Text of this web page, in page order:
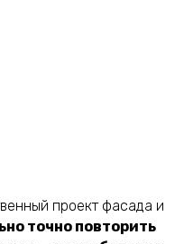
проект фасада и
точно повторить